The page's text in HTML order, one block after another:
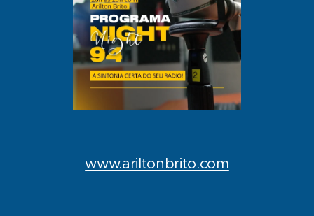
www.ariltonbrito.com